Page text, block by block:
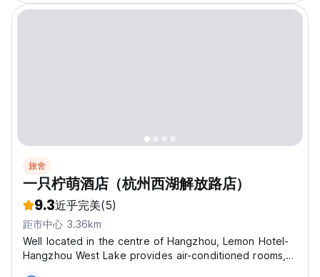
俱全。 本店位于云天财富中心写字楼25—27层，站在房间窗
旅舍
一只柠萌酒店（杭州西湖解放路店）
9.3近乎完美(5)
距市中心 3.36km
Well located in the centre of Hangzhou, Lemon Hotel-
Hangzhou West Lake provides air-conditioned rooms, a